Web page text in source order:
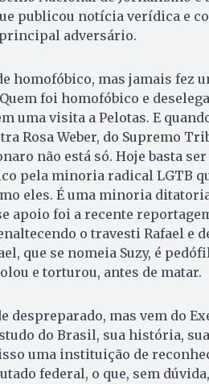
publicou notícia verídica e
principal adversário.
homofóbico, mas jamais fez
foi homofóbico e
uma visita a Pelotas. E
Rosa Weber, do Supremo
não está só. Hoje basta
pela minoria radical LGTB
eles. É uma minoria
apoio foi a recente
o travesti Rafael e
que se nomeia Suzy, é
e torturou, antes de matar.
despreparado, mas vem do
do Brasil, sua história,
uma instituição de
federal, o que, sem